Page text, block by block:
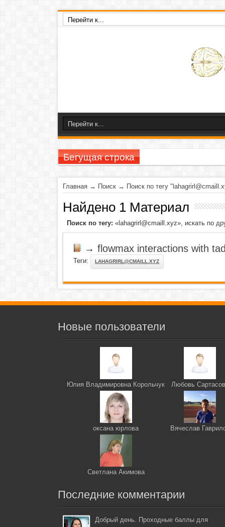
Бегущая строка
Главная → Поиск → Поиск по тегу
Найдено 1 Материал
Поиск по тегу: «lahagrirl@cmaill.xyz», искать по
→ flowmax interactions with
Теги: LAHAGRIRL@CMAILL.XYZ
Новые пользователи
Юлия Владимировна Корольчук Любовь
оксана юрлова Вячеслав
Светлана Акимова
Последние комментарии
Добрый день. Проходные баллы для